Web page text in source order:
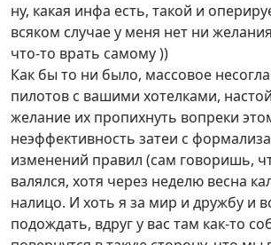
ну, какая инфа есть, такой и
всяком случае у меня нет ни
что-то врать самому ))
Как бы то ни было, массовое
пилотов с вашими хотелками,
желание их пропихнуть вопреки
неэффективность затеи с
изменений правил (сам говоришь,
валялся, хотя через неделю весна
налицо. И хоть я за мир и дружбу и
подождать, вдруг у вас там как-то